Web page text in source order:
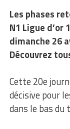
Les phases
N1 Ligue d’or
dimanche 26
Découvrez
Cette 20e
décisive pour
dans le bas du